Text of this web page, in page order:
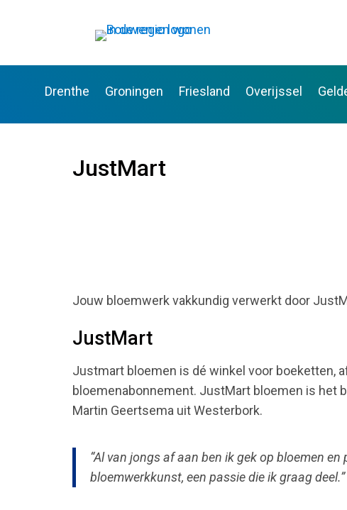
Drenthe Groningen Friesland Overijssel
JustMart
Jouw bloemwerk vakkundig verwerkt door
JustMart
Justmart bloemen is dé winkel voor boeketten,
bloemenabonnement. JustMart bloemen is het
Martin Geertsema uit Westerbork.
“Al van jongs af aan ben ik gek op bloemen
bloemwerkkunst, een passie die ik graag deel.”